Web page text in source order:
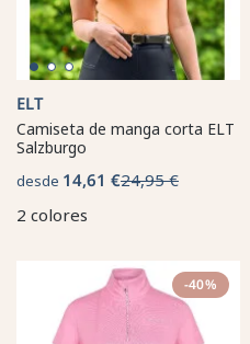
ELT
Camiseta de manga corta ELT
Salzburgo
desde 14,61 €24,95 €
2 colores
-40%